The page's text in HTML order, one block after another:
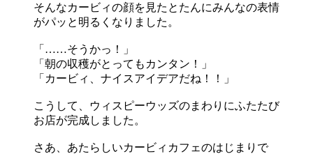
そんなカービィの顔を見たとたんにみんなの表情
がパッと明るくなりました。
「……そうかっ！」
「朝の収穫がとってもカンタン！」
「カービィ、ナイスアイデアだね！！」
こうして、ウィスピーウッズのまわりにふたたび
お店が完成しました。
さあ、あたらしいカービィカフェのはじまりで